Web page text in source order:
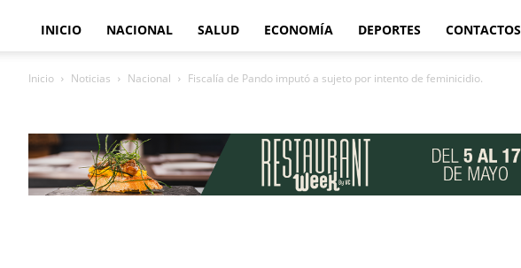
INICIO NACIONAL SALUD ECONOMÍA DEPORTES CONTACTOS
Inicio Noticias Nacional Fiscalía de Pando imputó a sujeto por intento de feminicidio.